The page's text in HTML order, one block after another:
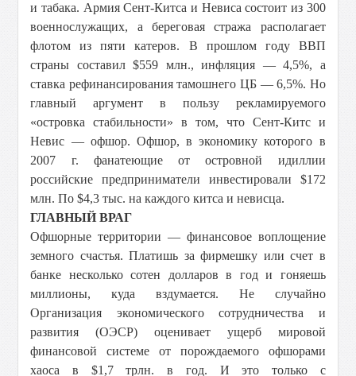
и табака. Армия Сент-Китса и Невиса состоит из 300
военнослужащих, а береговая стража располагает
флотом из пяти катеров. В прошлом году ВВП
страны составил $559 млн., инфляция — 4,5%, а
ставка рефинансирования тамошнего ЦБ — 6,5%. Но
главный аргумент в пользу рекламируемого
«островка стабильности» в том, что Сент-Китс и
Невис — офшор. Офшор, в экономику которого в
2007 г. фанатеющие от островной идиллии
российские предприниматели инвестировали $172
млн. По $4,3 тыс. на каждого китса и невисца.
ГЛАВНЫЙ ВРАГ
Офшорные территории — финансовое воплощение
земного счастья. Платишь за фирмешку или счет в
банке несколько сотен долларов в год и гоняешь
миллионы, куда вздумается. Не случайно
Организация экономического сотрудничества и
развития (ОЭСР) оценивает ущерб мировой
финансовой системе от порождаемого офшорами
хаоса в $1,7 трлн. в год. И это только с